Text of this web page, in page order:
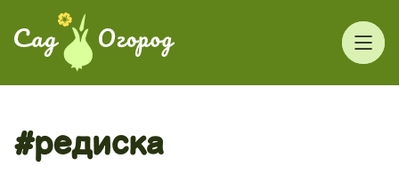
#редиска